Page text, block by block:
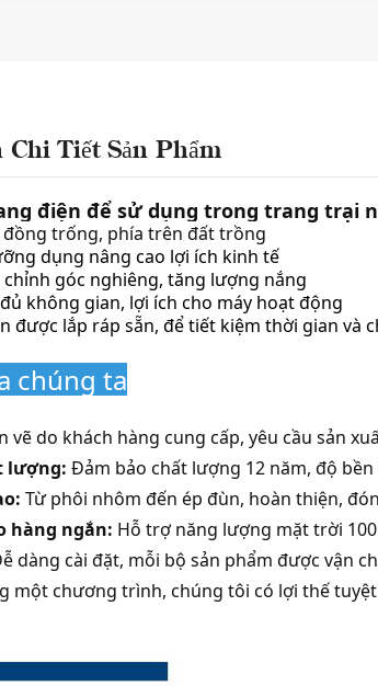
Tiết Sản Phẩm
điện để sử dụng trong trang trại
đồng trống, phía trên đất trồng
dụng nâng cao lợi ích kinh tế
chỉnh góc nghiêng, tăng lượng nắng
không gian, lợi ích cho máy hoạt động
được lắp ráp sẵn, để tiết kiệm thời gian và
chúng ta
vẽ do khách hàng cung cấp, yêu cầu sản
lượng:Đảm bảo chất lượng 12 năm, độ bền
Từ phôi nhôm đến ép đùn, hoàn thiện,
hàng ngắn: Hỗ trợ năng lượng mặt trời
dàng cài đặt, mỗi bộ sản phẩm được vận
một chương trình, chúng tôi có lợi thế